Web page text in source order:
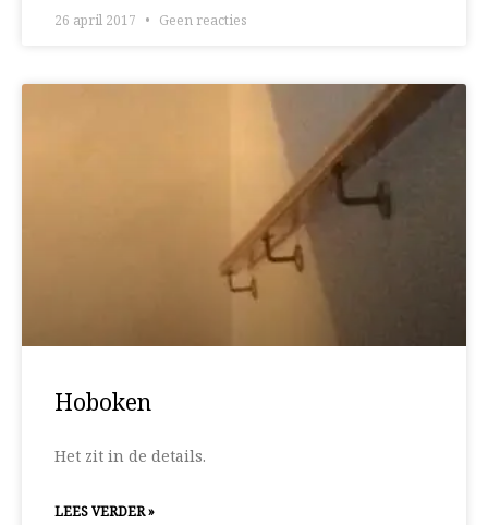
26 april 2017 Geen reacties
Hoboken
Het zit in de details.
LEES VERDER »